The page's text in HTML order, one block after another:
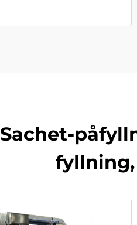
Sachet-